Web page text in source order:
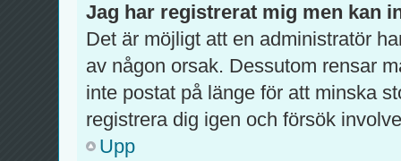
Jag har registrerat mig men kan
Det är möjligt att en administratör
av någon orsak. Dessutom rensar
inte postat på länge för att minska
registrera dig igen och försök
Upp